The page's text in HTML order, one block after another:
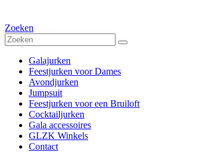
Zoeken
Galajurken
Feestjurken voor Dames
Avondjurken
Jumpsuit
Feestjurken voor een Bruiloft
Cocktailjurken
Gala accessoires
GLZK Winkels
Contact